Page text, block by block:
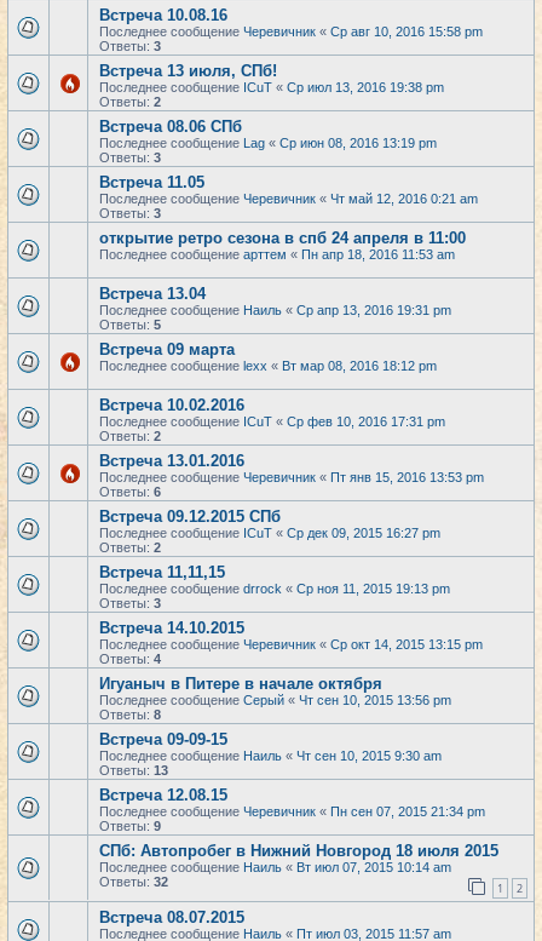
Встреча 10.08.16
Последнее сообщение Черевичник « Ср авг 10, 2016 15:58 pm
Ответы: 3
Встреча 13 июля, СПб!
Последнее сообщение ICuT « Ср июл 13, 2016 19:38 pm
Ответы: 2
Встреча 08.06 СПб
Последнее сообщение Lag « Ср июн 08, 2016 13:19 pm
Ответы: 3
Встреча 11.05
Последнее сообщение Черевичник « Чт май 12, 2016 0:21 am
Ответы: 3
открытие ретро сезона в спб 24 апреля в 11:00
Последнее сообщение арттем « Пн апр 18, 2016 11:53 am
Встреча 13.04
Последнее сообщение Наиль « Ср апр 13, 2016 19:31 pm
Ответы: 5
Встреча 09 марта
Последнее сообщение lexx « Вт мар 08, 2016 18:12 pm
Встреча 10.02.2016
Последнее сообщение ICuT « Ср фев 10, 2016 17:31 pm
Ответы: 2
Встреча 13.01.2016
Последнее сообщение Черевичник « Пт янв 15, 2016 13:53 pm
Ответы: 6
Встреча 09.12.2015 СПб
Последнее сообщение ICuT « Ср дек 09, 2015 16:27 pm
Ответы: 2
Встреча 11,11,15
Последнее сообщение drrock « Ср ноя 11, 2015 19:13 pm
Ответы: 3
Встреча 14.10.2015
Последнее сообщение Черевичник « Ср окт 14, 2015 13:15 pm
Ответы: 4
Игуаныч в Питере в начале октября
Последнее сообщение Серый « Чт сен 10, 2015 13:56 pm
Ответы: 8
Встреча 09-09-15
Последнее сообщение Наиль « Чт сен 10, 2015 9:30 am
Ответы: 13
Встреча 12.08.15
Последнее сообщение Черевичник « Пн сен 07, 2015 21:34 pm
Ответы: 9
СПб: Автопробег в Нижний Новгород 18 июля 2015
Последнее сообщение Наиль « Вт июл 07, 2015 10:14 am
Ответы: 32 1 2
Встреча 08.07.2015
Последнее сообщение Наиль « Пт июл 03, 2015 11:57 am